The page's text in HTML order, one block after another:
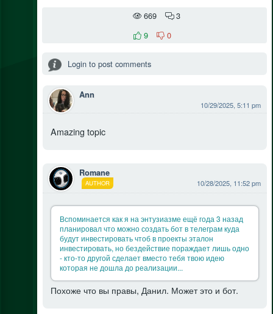
669
3
9
0
Login to post comments
Ann
10/29/2025, 5:11 pm
Amazing topic
Romane
AUTHOR 10/28/2025, 11:52 pm
Вспоминается как я на энтузиазме ещё года 3 назад
планировал что можно создать бот в телеграм куда
будут инвестировать чтоб в проекты эталон
инвестировать, но бездействие пораждает лишь одно
- кто-то другой сделает вместо тебя твою идею
которая не дошла до реализации...
Похоже что вы правы, Данил. Может это и бот.